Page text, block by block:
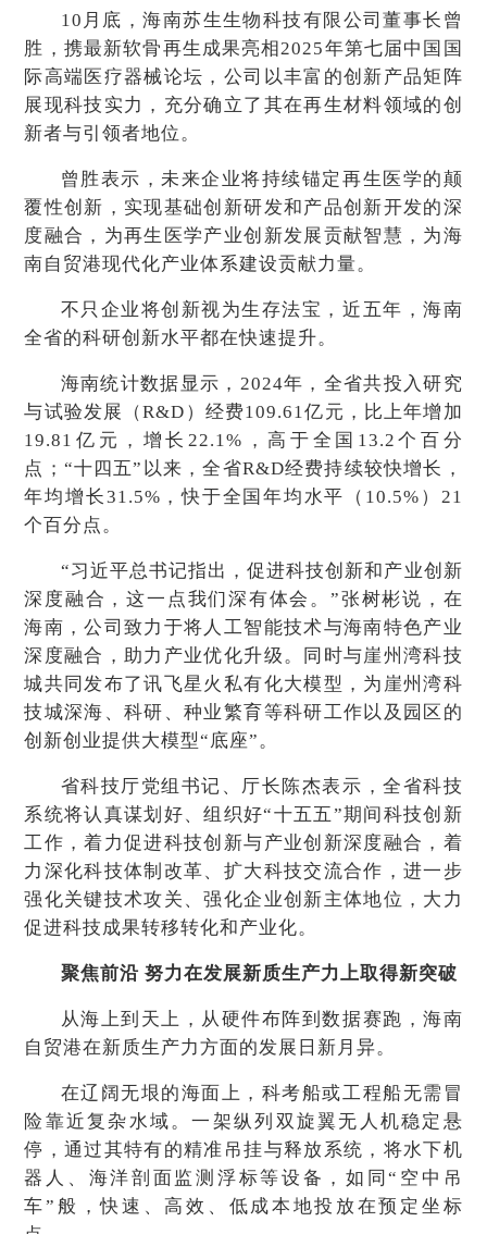
10月底，海南苏生生物科技有限公司董事长曾
胜，携最新软骨再生成果亮相2025年第七届中国国
际高端医疗器械论坛，公司以丰富的创新产品矩阵
展现科技实力，充分确立了其在再生材料领域的创
新者与引领者地位。
曾胜表示，未来企业将持续锚定再生医学的颠
覆性创新，实现基础创新研发和产品创新开发的深
度融合，为再生医学产业创新发展贡献智慧，为海
南自贸港现代化产业体系建设贡献力量。
不只企业将创新视为生存法宝，近五年，海南
全省的科研创新水平都在快速提升。
海南统计数据显示，2024年，全省共投入研究
与试验发展（R&D）经费109.61亿元，比上年增加
19.81亿元，增长22.1%，高于全国13.2个百分
点；“十四五”以来，全省R&D经费持续较快增长，
年均增长31.5%，快于全国年均水平（10.5%）21
个百分点。
“习近平总书记指出，促进科技创新和产业创新
深度融合，这一点我们深有体会。”张树彬说，在
海南，公司致力于将人工智能技术与海南特色产业
深度融合，助力产业优化升级。同时与崖州湾科技
城共同发布了讯飞星火私有化大模型，为崖州湾科
技城深海、科研、种业繁育等科研工作以及园区的
创新创业提供大模型“底座”。
省科技厅党组书记、厅长陈杰表示，全省科技
系统将认真谋划好、组织好“十五五”期间科技创新
工作，着力促进科技创新与产业创新深度融合，着
力深化科技体制改革、扩大科技交流合作，进一步
强化关键技术攻关、强化企业创新主体地位，大力
促进科技成果转移转化和产业化。
聚焦前沿 努力在发展新质生产力上取得新突破
从海上到天上，从硬件布阵到数据赛跑，海南
自贸港在新质生产力方面的发展日新月异。
在辽阔无垠的海面上，科考船或工程船无需冒
险靠近复杂水域。一架纵列双旋翼无人机稳定悬
停，通过其特有的精准吊挂与释放系统，将水下机
器人、海洋剖面监测浮标等设备，如同“空中吊
车”般，快速、高效、低成本地投放在预定坐标